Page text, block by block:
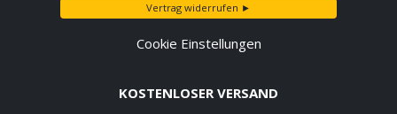
Vertrag widerrufen ►
Cookie Einstellungen
KOSTENLOSER VERSAND